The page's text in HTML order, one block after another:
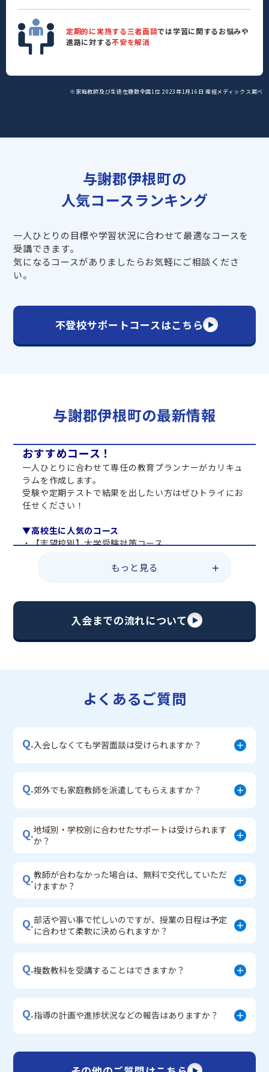
定期的に実施する三者面談では学習に関するお悩みや
進路に対する不安を解消
※家庭教師及び生徒在籍数全国1位 2023年1月16日 産經メディックス調べ
与謝郡伊根町の
人気コースランキング
一人ひとりの目標や学習状況に合わせて最適なコースを
受講できます。
気になるコースがありましたらお気軽にご相談くださ
い。
不登校サポートコースはこちら
与謝郡伊根町の最新情報
おすすめコース！
一人ひとりに合わせて専任の教育プランナーがカリキュ
ラムを作成します。
受験や定期テストで結果を出したい方はぜひトライにお
任せください！
▼高校生に人気のコース
・【志望校別】大学受験対策コース
・総合型選抜直前対策コース
・【志望校別】公立・私立高校受験対策コース
・宿題サポートコース
・学習習慣定着コース
もっと見る
入会までの流れについて
よくあるご質問
Q.入会しなくても学習面談は受けられますか？
Q.郊外でも家庭教師を派遣してもらえますか？
Q.地域別・学校別に合わせたサポートは受けられます
か？
Q.教師が合わなかった場合は、無料で交代していただ
けますか？
Q.部活や習い事で忙しいのですが、授業の日程は予定
に合わせて柔軟に決められますか？
Q.複数教科を受講することはできますか？
Q.指導の計画や進捗状況などの報告はありますか？